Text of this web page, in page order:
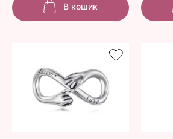
В кошик